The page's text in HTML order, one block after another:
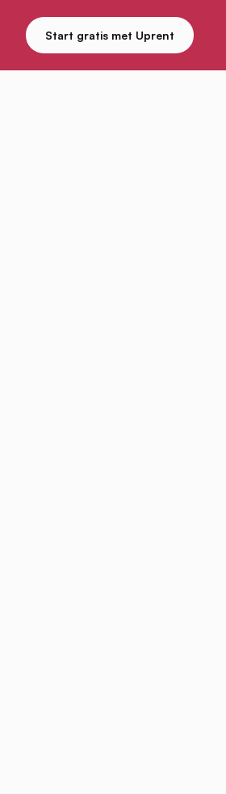
Start gratis met Uprent